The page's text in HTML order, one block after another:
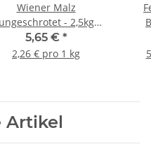
Wiener Malz
ungeschrotet - 2,5kg
Beutel
5,65 € *
2,26 € pro 1 kg
Artikel